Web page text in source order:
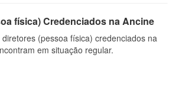
física) Credenciados na Ancine
(pessoa física) credenciados na
em situação regular.